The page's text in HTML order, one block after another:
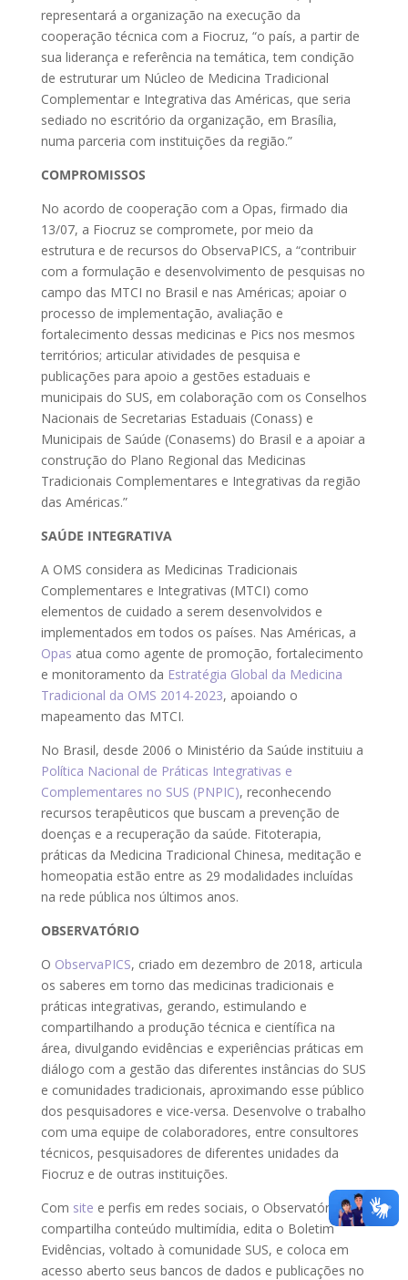
representará a organização na execução da
cooperação técnica com a Fiocruz, “o país, a partir de
sua liderança e referência na temática, tem condição
de estruturar um Núcleo de Medicina Tradicional
Complementar e Integrativa das Américas, que seria
sediado no escritório da organização, em Brasília,
numa parceria com instituições da região.”
COMPROMISSOS
No acordo de cooperação com a Opas, firmado dia
13/07, a Fiocruz se compromete, por meio da
estrutura e de recursos do ObservaPICS, a “contribuir
com a formulação e desenvolvimento de pesquisas no
campo das MTCI no Brasil e nas Américas; apoiar o
processo de implementação, avaliação e
fortalecimento dessas medicinas e Pics nos mesmos
territórios; articular atividades de pesquisa e
publicações para apoio a gestões estaduais e
municipais do SUS, em colaboração com os Conselhos
Nacionais de Secretarias Estaduais (Conass) e
Municipais de Saúde (Conasems) do Brasil e a apoiar a
construção do Plano Regional das Medicinas
Tradicionais Complementares e Integrativas da região
das Américas.”
SAÚDE INTEGRATIVA
A OMS considera as Medicinas Tradicionais
Complementares e Integrativas (MTCI) como
elementos de cuidado a serem desenvolvidos e
implementados em todos os países. Nas Américas, a
Opas atua como agente de promoção, fortalecimento
e monitoramento da Estratégia Global da Medicina
Tradicional da OMS 2014-2023, apoiando o
mapeamento das MTCI.
No Brasil, desde 2006 o Ministério da Saúde instituiu a
Política Nacional de Práticas Integrativas e
Complementares no SUS (PNPIC), reconhecendo
recursos terapêuticos que buscam a prevenção de
doenças e a recuperação da saúde. Fitoterapia,
práticas da Medicina Tradicional Chinesa, meditação e
homeopatia estão entre as 29 modalidades incluídas
na rede pública nos últimos anos.
OBSERVATÓRIO
O ObservaPICS, criado em dezembro de 2018, articula
os saberes em torno das medicinas tradicionais e
práticas integrativas, gerando, estimulando e
compartilhando a produção técnica e científica na
área, divulgando evidências e experiências práticas em
diálogo com a gestão das diferentes instâncias do SUS
e comunidades tradicionais, aproximando esse público
dos pesquisadores e vice-versa. Desenvolve o trabalho
com uma equipe de colaboradores, entre consultores
técnicos, pesquisadores de diferentes unidades da
Fiocruz e de outras instituições.
Com site e perfis em redes sociais, o Observatório
compartilha conteúdo multimídia, edita o Boletim
Evidências, voltado à comunidade SUS, e coloca em
acesso aberto seus bancos de dados e publicações no